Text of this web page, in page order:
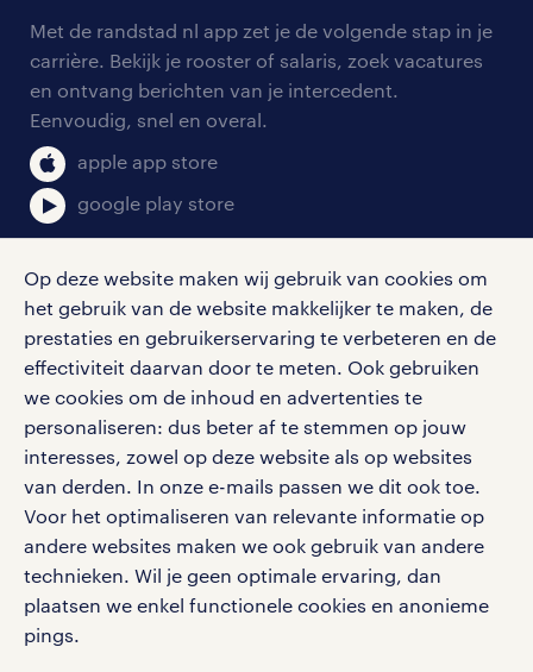
Op deze website maken wij gebruik van cookies om
het gebruik van de website makkelijker te maken, de
prestaties en gebruikerservaring te verbeteren en de
effectiviteit daarvan door te meten. Ook gebruiken
we cookies om de inhoud en advertenties te
personaliseren: dus beter af te stemmen op jouw
interesses, zowel op deze website als op websites
van derden. In onze e-mails passen we dit ook toe.
Voor het optimaliseren van relevante informatie op
andere websites maken we ook gebruik van andere
technieken. Wil je geen optimale ervaring, dan
plaatsen we enkel functionele cookies en anonieme
pings.
personeel gezocht
aanmelden nieuwsbrief
blogs en artikelen
salarischecker
bruto-netto calculator
onze vestigingen
pers
klachten en misstanden
Met de randstad nl app zet je de volgende stap in je
carrière. Bekijk je rooster of salaris, zoek vacatures
en ontvang berichten van je intercedent.
Eenvoudig, snel en overal.
apple app store
google play store
social media
Volg ons voor de leukste content omtrent
vacatures, solliciteren en inspiratie.
werken bij randstad
gebruikersvoorwaarden
privacystatement
cookies